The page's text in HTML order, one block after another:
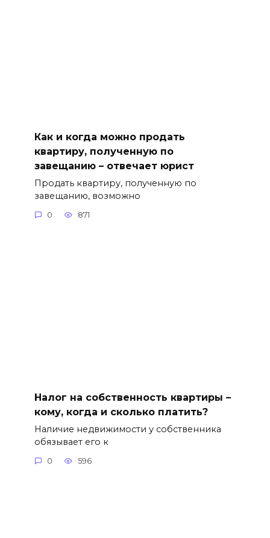
Как и когда можно продать
квартиру, полученную по
завещанию – отвечает юрист
Продать квартиру, полученную по
завещанию, возможно
0 871
Налог на собственность квартиры –
кому, когда и сколько платить?
Наличие недвижимости у собственника
обязывает его к
0 596